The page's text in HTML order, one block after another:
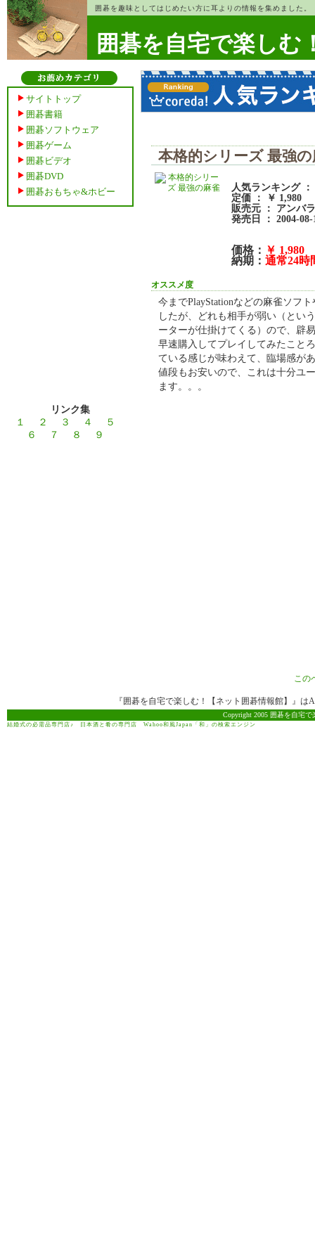
囲碁を趣味としてはじめたい方に耳よりの情報を集めました。
囲碁を自宅で楽しむ
サイトトップ
囲碁書籍
囲碁ソフトウェア
囲碁ゲーム
囲碁ビデオ
囲碁DVD
囲碁おもちゃ&ホビー
リンク集
１
２ ３ ４
５
６
７ ８ ９
本格的シリーズ 最強の
人気ランキング ：
定価 ： ￥ 1,980
販売元 ： アンバ
発売日 ： 2004-08-
価格： ￥ 1,980
納期： 通常24時
オススメ度
今までPlayStationなどの麻雀ソフ
したが、どれも相手が弱い（とい
ーターが仕掛けてくる）ので、辟
早速購入してプレイしてみたこと
ている感じが味わえて、臨場感が
値段もお安いので、これは十分ユ
ます。。。
この
『囲碁を自宅で楽しむ！【ネット囲碁情報館】』
Copyright 2005 囲碁を自宅
結婚式の必需品専門店♪ 日本酒と肴の専門店 Wahoo和風Japan「和」の検索エンジン